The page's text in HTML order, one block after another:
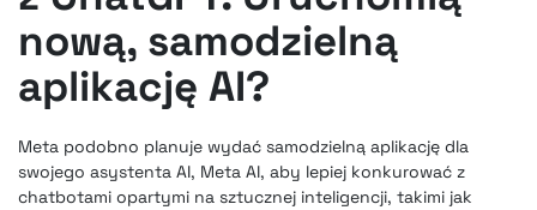
FELIETONY
WYWIADY
LEGAL
FINTEKEXTRA
OKIEM EKSPERTA
nową, samodzielną
aplikację AI?
Meta podobno planuje wydać samodzielną aplikację dla
swojego asystenta AI, Meta AI, aby lepiej konkurować z
chatbotami opartymi na sztucznej inteligencji, takimi jak